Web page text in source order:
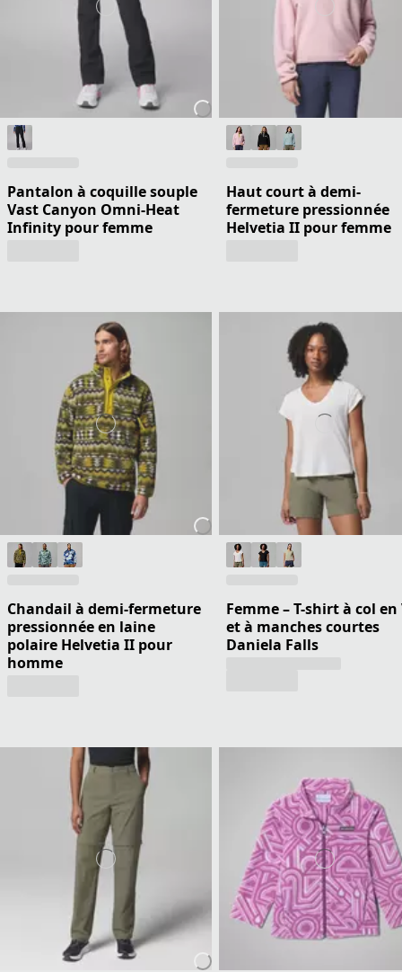
Pantalon à coquille souple
Vast Canyon Omni-Heat
Infinity pour femme
Haut court à demi-
fermeture pressionnée
Helvetia II pour femme
Chandail à demi-fermeture
pressionnée en laine
polaire Helvetia II pour
homme
Femme – T-shirt à col en
et à manches courtes
Daniela Falls